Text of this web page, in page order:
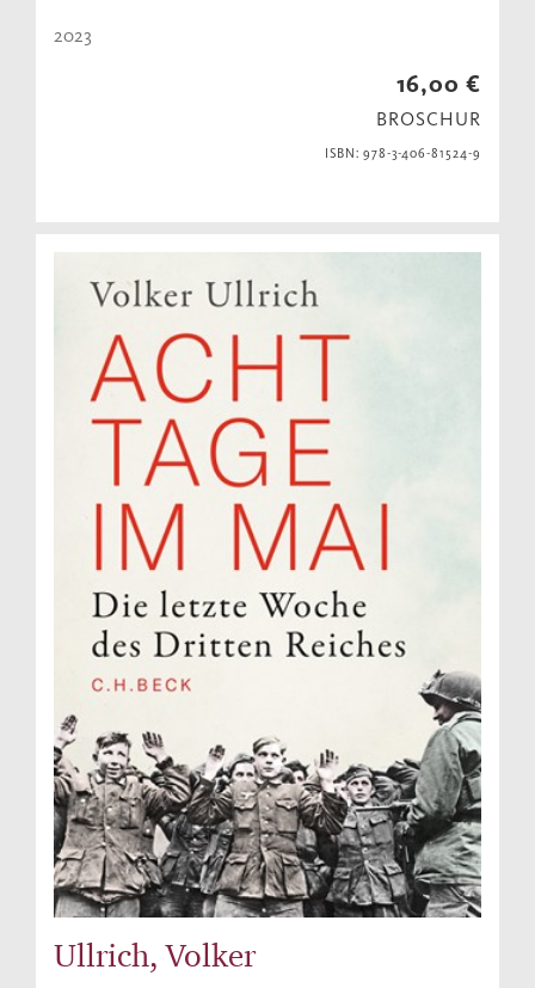
2023
16,00 €
BROSCHUR
ISBN: 978-3-406-81524-9
Ullrich, Volker